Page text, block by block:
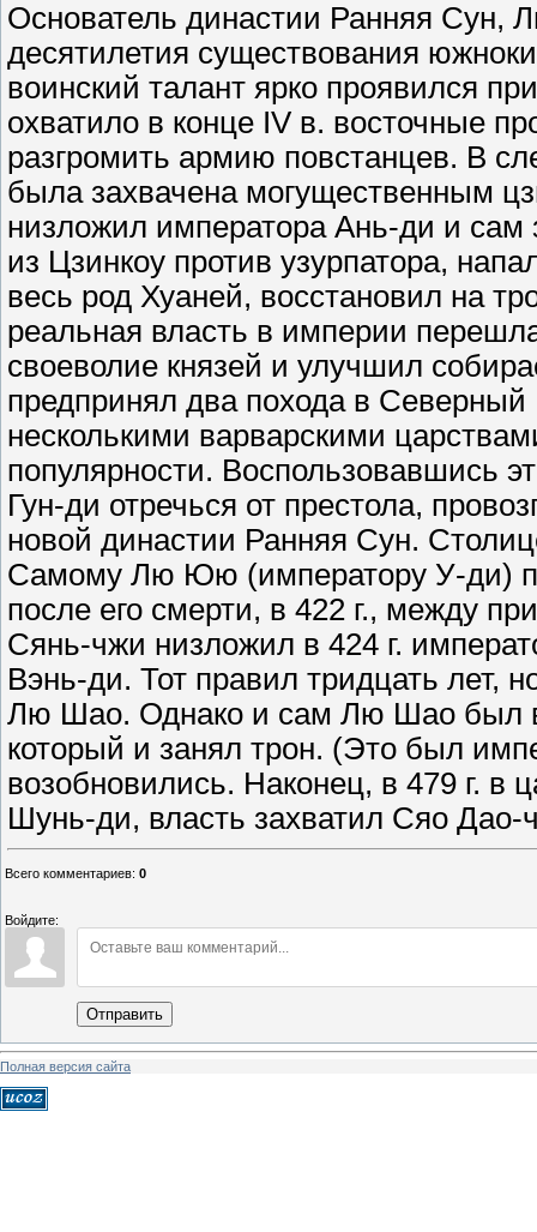
Основатель династии Ранняя Сун,
десятилетия существования
воинский талант ярко проявился
охватило в конце IV в. восточные
разгромить армию повстанцев. В
была захвачена могущественным
низложил императора Ань-ди и
из Цзинкоу против узурпатора,
весь род Хуаней, восстановил на
реальная власть в империи
своеволие князей и улучшил
предпринял два похода в
несколькими варварскими
популярности. Воспользовавшись
Гун-ди отречься от престола,
новой династии Ранняя Сун.
Самому Лю Юю (императору У-ди)
после его смерти, в 422 г., между
Сянь-чжи низложил в 424 г.
Вэнь-ди. Тот правил тридцать лет,
Лю Шао. Однако и сам Лю Шао был
который и занял трон. (Это был
возобновились. Наконец, в 479 г. в
Шунь-ди, власть захватил Сяо
Всего комментариев: 0
Войдите:
Отправить
Полная версия сайта